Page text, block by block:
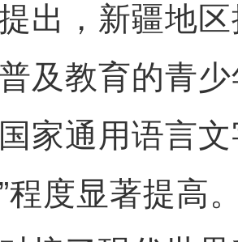
出，新疆地
及教育的青
家通用语言
程度显著提高